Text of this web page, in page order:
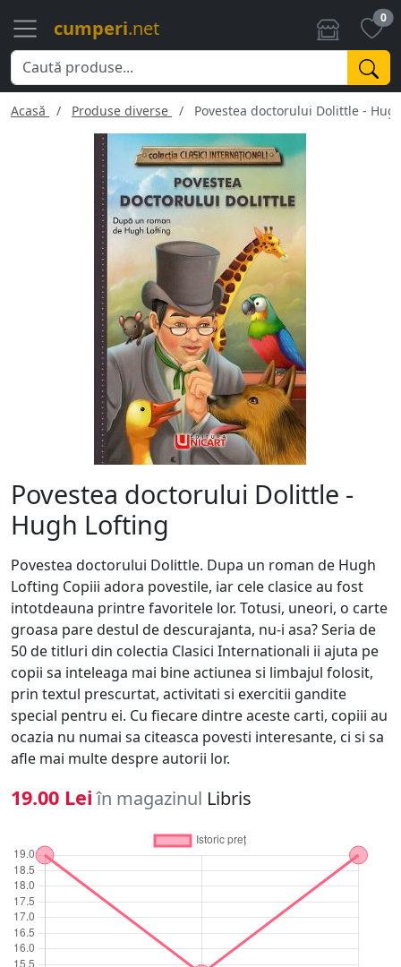
cumperi.net 0
Acasă Produse diverse Povestea doctorului Dolittle -
Povestea doctorului Dolittle -
Hugh Lofting
Povestea doctorului Dolittle. Dupa un roman de Hugh
Lofting Copiii adora povestile, iar cele clasice au fost
intotdeauna printre favoritele lor. Totusi, uneori, o carte
groasa pare destul de descurajanta, nu-i asa? Seria de
50 de titluri din colectia Clasici Internationali ii ajuta pe
copii sa inteleaga mai bine actiunea si limbajul folosit,
prin textul prescurtat, activitati si exercitii gandite
special pentru ei. Cu fiecare dintre aceste carti, copiii au
ocazia nu numai sa citeasca povesti interesante, ci si sa
afle mai multe despre autorii lor.
19.00 Lei în magazinul Libris